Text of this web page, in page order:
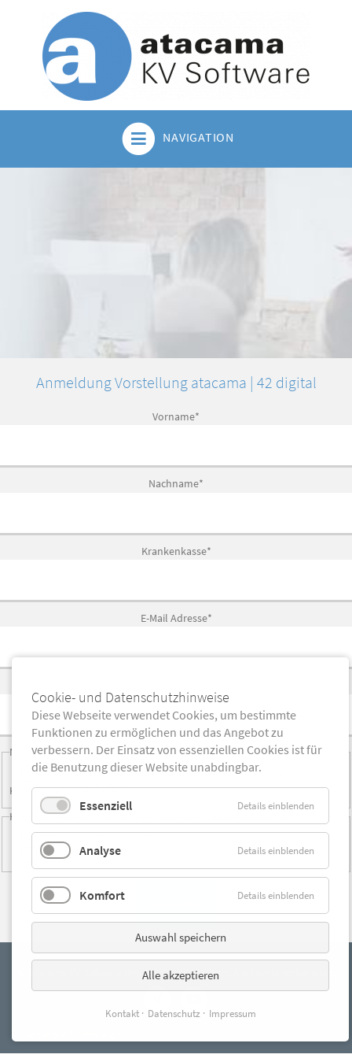
NAVIGATION
Anmeldung Vorstellung atacama | 42 digital
Vorname*
Nachname*
Krankenkasse*
E-Mail Adresse*
Newsletter
Ja, ich möchte den kostenlosen atacama | Newsletter für
Krankenkassen erhalten.
Pflichtfeld
Hiermit melde ich mich für den folgenden Tag verbindlich an:
12.12.2023 - 10:30 bis 11:00 Uhr
18.12.2023 - 10:00 bis 10:30 Uhr
© atacama KV Software GmbH & Co. KG, Bremen. Alle Rechte vorbehalten.
Cookie- und Datenschutzhinweise
Diese Webseite verwendet Cookies, um bestimmte
Funktionen zu ermöglichen und das Angebot zu
verbessern. Der Einsatz von essenziellen Cookies ist für
die Benutzung dieser Website unabdingbar.
Essenziell Details einblenden
Analyse Details einblenden
Komfort Details einblenden
Auswahl speichern
Alle akzeptieren
Kontakt Datenschutz Impressum